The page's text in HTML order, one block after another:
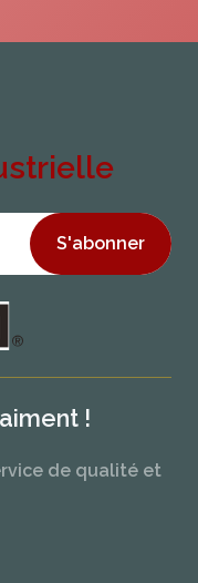
S'abonner
!
de qualité et